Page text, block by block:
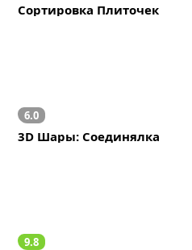
Сортировка Плиточек
6.0
3D Шары: Соединялка
9.8